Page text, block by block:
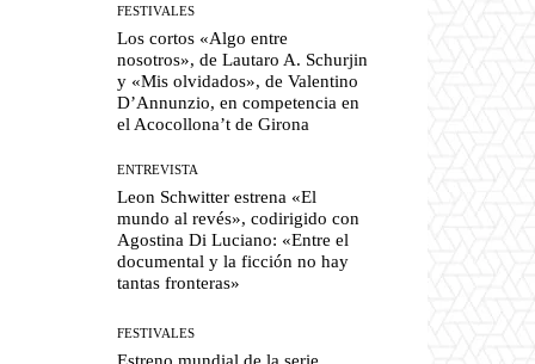
FESTIVALES
Los cortos «Algo entre
nosotros», de Lautaro A. Schurjin
y «Mis olvidados», de Valentino
D’Annunzio, en competencia en
el Acocollona’t de Girona
ENTREVISTA
Leon Schwitter estrena «El
mundo al revés», codirigido con
Agostina Di Luciano: «Entre el
documental y la ficción no hay
tantas fronteras»
FESTIVALES
Estreno mundial de la serie